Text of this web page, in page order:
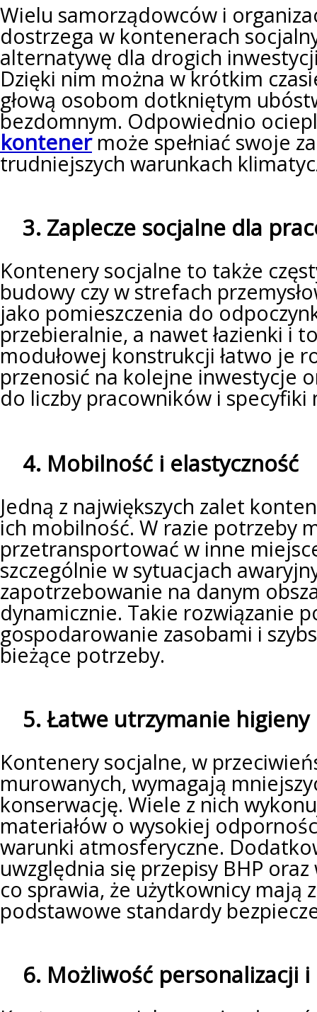
Wielu samorządowców i
dostrzega w kontenerach
alternatywę dla drogich
Dzięki nim można w krótkim
głową osobom dotkniętym
bezdomnym. Odpowiednio
kontenermoże spełniać swoje
trudniejszych warunkach
3. Zaplecze socjalne dla
Kontenery socjalne to także
budowy czy w strefach
jako pomieszczenia do
przebieralnie, a nawet łazienki i
modułowej konstrukcji łatwo je
przenosić na kolejne inwestycje
do liczby pracowników i specyfiki
4. Mobilność i elastyczność
Jedną z największych zalet
ich mobilność. W razie potrzeby
przetransportować w inne
szczególnie w sytuacjach
zapotrzebowanie na danym
dynamicznie. Takie rozwiązanie
gospodarowanie zasobami i
bieżące potrzeby.
5. Łatwe utrzymanie higieny
Kontenery socjalne, w
murowanych, wymagają
konserwację. Wiele z nich
materiałów o wysokiej
warunki atmosferyczne.
uwzględnia się przepisy BHP
co sprawia, że użytkownicy mają
podstawowe standardy
6. Możliwość personalizacji